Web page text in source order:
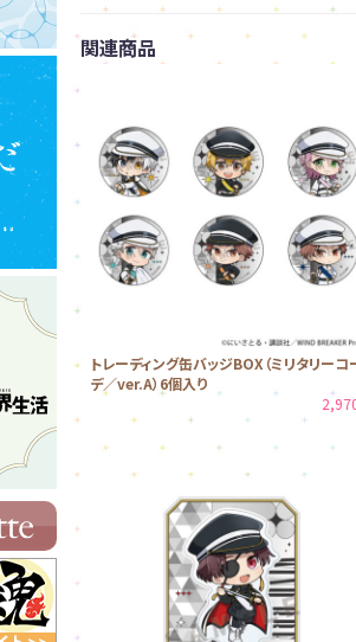
関連商品
トレーディング缶バッジBOX（ミリタリーコ
デ／ver.A）6個入り